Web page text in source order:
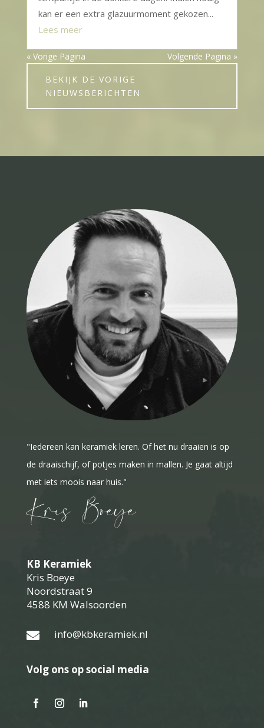
kan er een extra glazuurmoment gekozen...
Lees meer
« Vorige Pagina Volgende Pagina »
BEKIJK DE VORIGE
NIEUWSBERICHTEN
"Iedereen kan keramiek leren. Of het nu draaien is op
de draaischijf, of potjes maken in mallen. Je gaat altijd
met iets moois naar huis."
Kris Boeye
KB Keramiek
Kris Boeye
Noordstraat 9
4588 KM Walsoorden
 info@kbkeramiek.nl
Volg ons op social media